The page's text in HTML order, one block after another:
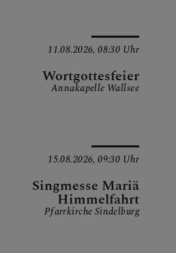
11.08.2026,08:30 Uhr
Wortgottesfeier
Annakapelle Wallsee
15.08.2026,09:30 Uhr
Singmesse Mariä
Himmelfahrt
Pfarrkirche Sindelburg